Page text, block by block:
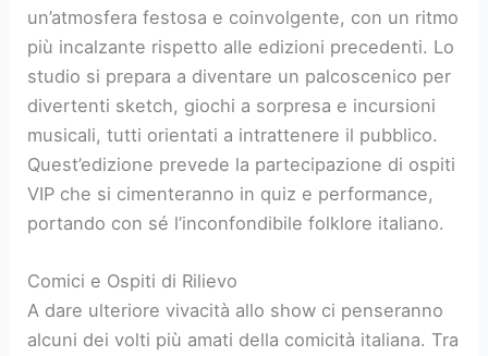
un’atmosfera festosa e coinvolgente, con un ritmo
più incalzante rispetto alle edizioni precedenti. Lo
studio si prepara a diventare un palcoscenico per
divertenti sketch, giochi a sorpresa e incursioni
musicali, tutti orientati a intrattenere il pubblico.
Quest’edizione prevede la partecipazione di ospiti
VIP che si cimenteranno in quiz e performance,
portando con sé l’inconfondibile folklore italiano.
Comici e Ospiti di Rilievo
A dare ulteriore vivacità allo show ci penseranno
alcuni dei volti più amati della comicità italiana. Tra